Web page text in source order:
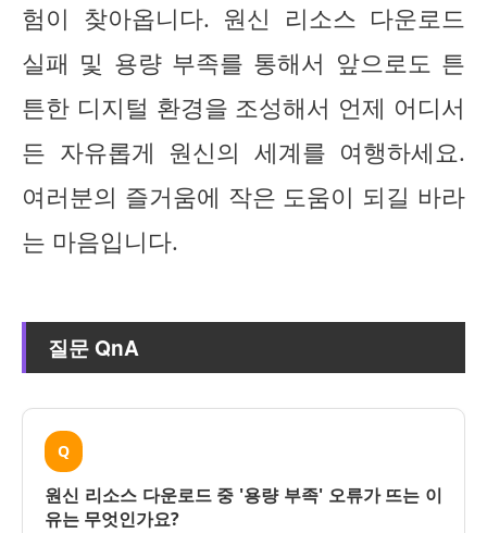
험이 찾아옵니다. 원신 리소스 다운로드
실패 및 용량 부족를 통해서 앞으로도 튼
튼한 디지털 환경을 조성해서 언제 어디서
든 자유롭게 원신의 세계를 여행하세요.
여러분의 즐거움에 작은 도움이 되길 바라
는 마음입니다.
질문 QnA
Q
원신 리소스 다운로드 중 '용량 부족' 오류가 뜨는 이
유는 무엇인가요?